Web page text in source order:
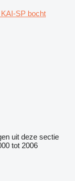
SP bocht
uit deze sectie
tot 2006